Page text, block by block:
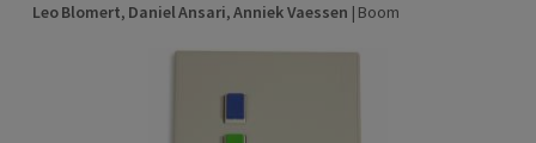
Leo Blomert, Daniel Ansari,Anniek Vaessen | Boom